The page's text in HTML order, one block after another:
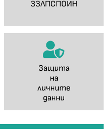
ЗЗЛПСПОИН
Защита
на
личните
данни